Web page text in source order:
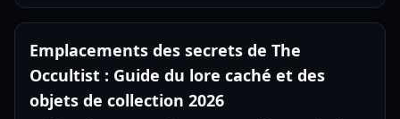
Emplacements des secrets de The
Occultist : Guide du lore caché et des
objets de collection 2026